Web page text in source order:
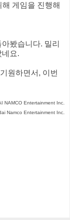
게임을 진행해
봤습니다. 밀리
요.
원하면서, 이번
NAMCO Entertainment Inc.
Namco Entertainment Inc.